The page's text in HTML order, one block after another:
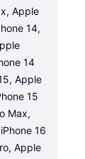
Apple
14,
14
Apple
15
Max,
16
Apple